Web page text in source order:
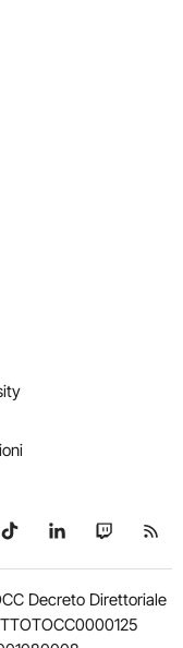
su Telegram
Seguici su TikTok
Seguici su
Seguici
Decreto Direttoriale